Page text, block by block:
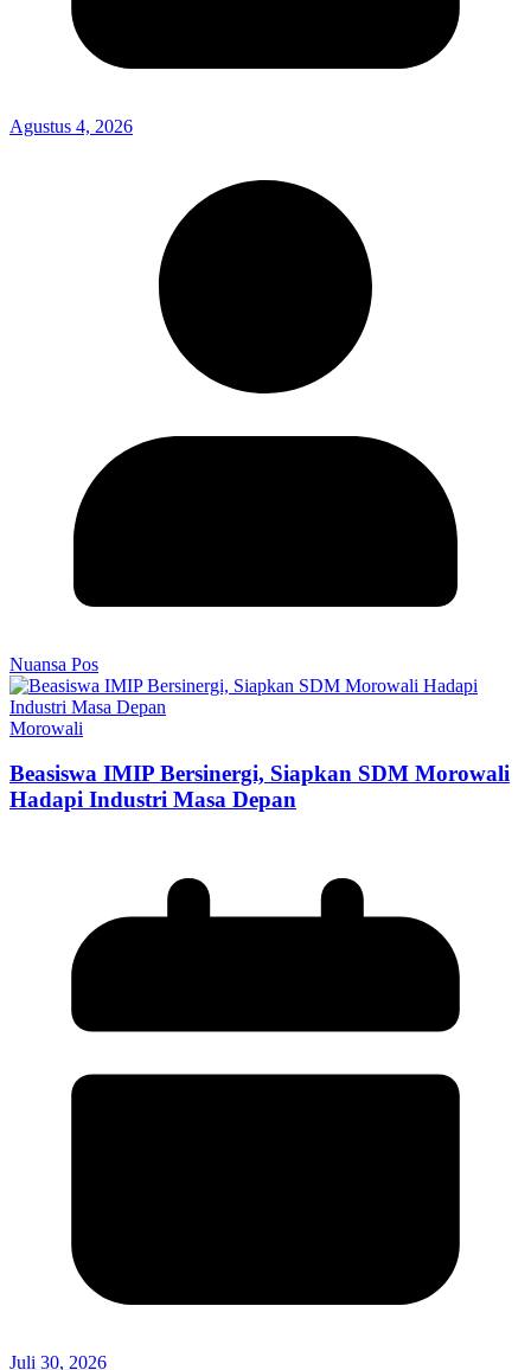
Agustus 4, 2026
Nuansa Pos
Morowali
Beasiswa IMIP Bersinergi, Siapkan SDM Morowali
Hadapi Industri Masa Depan
Juli 30, 2026